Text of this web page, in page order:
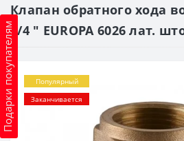
Подарки покупателям
Клапан обратного хода
3/4 ″ EUROPA 6026 лат.
Популярный
Заканчивается